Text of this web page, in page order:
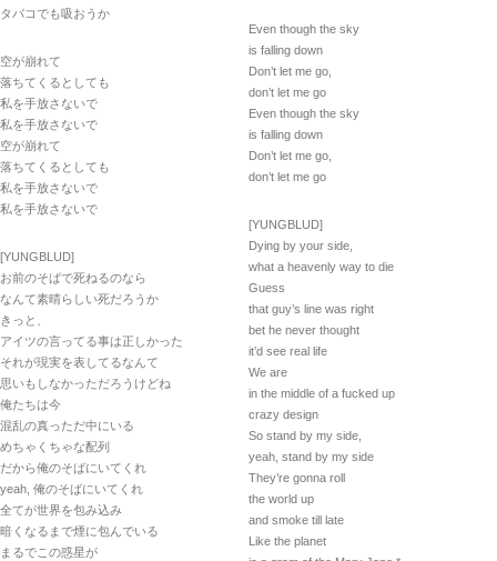
タバコでも吸おうか
空が崩れて
落ちてくるとしても
私を手放さないで
私を手放さないで
空が崩れて
落ちてくるとしても
私を手放さないで
私を手放さないで
[YUNGBLUD]
お前のそばで死ねるのなら
なんて素晴らしい死だろうか
きっと、
アイツの言ってる事は正しかった
それが現実を表してるなんて
思いもしなかっただろうけどね
俺たちは今
混乱の真っただ中にいる
めちゃくちゃな配列
だから俺のそばにいてくれ
yeah, 俺のそばにいてくれ
全てが世界を包み込み
暗くなるまで煙に包んでいる
まるでこの惑星が
Even though the sky
is falling down
Don’t let me go,
don’t let me go
Even though the sky
is falling down
Don’t let me go,
don’t let me go
[YUNGBLUD]
Dying by your side,
what a heavenly way to die
Guess
that guy’s line was right
bet he never thought
it’d see real life
We are
in the middle of a fucked up
crazy design
So stand by my side,
yeah, stand by my side
They’re gonna roll
the world up
and smoke till late
Like the planet